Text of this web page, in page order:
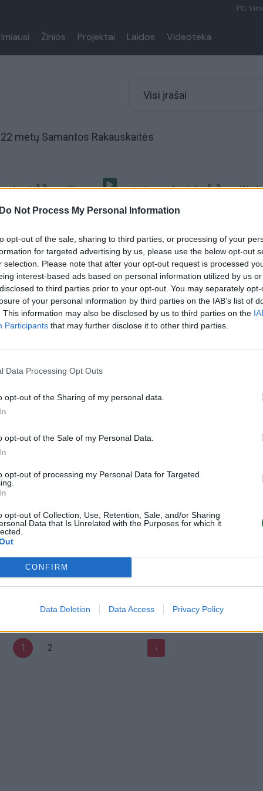
Do Not Process My Personal Information
opt-out of the sale, sharing to third parties, or processing of your
for targeted advertising by us, please use the below opt-out
selection. Please note that after your opt-out request is processed
interest-based ads based on personal information utilized by us
to third parties prior to your opt-out. You may separately
of your personal information by third parties on the IAB’s list of
This information may also be disclosed by us to third parties on the
Participants that may further disclose it to other third parties.
Data Processing Opt Outs
opt-out of the Sharing of my personal data.
opt-out of the Sale of my Personal Data.
opt-out of processing my Personal Data for Targeted
opt-out of Collection, Use, Retention, Sale, and/or Sharing
Data that Is Unrelated with the Purposes for which it
CONFIRM
Data Deletion Data Access Privacy Policy
1°C,
Žinios Projektai Laidos Videoteka
Visi įrašai
metų Samantos Rakauskaitės
Š.Žemaičio
Linkuvos budelio Š. Žemaičio
kodėl jis žudė, o
diena
Tylėjusiems apie sargo žudiką
baudžiamoji atsakomybė
Žinios Kriminalai
mušė ją
nužudytąja Samanta
direktorius:
Kriminalai
išsidavė esąs pavydus
išaiškinimą
Šarūnas Žemaitis teisme
Žinios | Lietuvos diena
rasta negyva
vietos vaizdai
Žurnalistė, kalbinusi Š. Žemaitį:
1 2 ›